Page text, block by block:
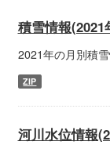
積雪情報(2021
2021年の月別積
ZIP
河川水位情報